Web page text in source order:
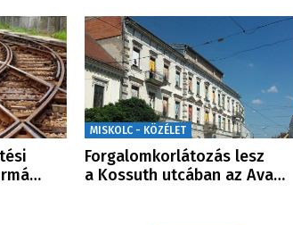
MISKOLC - KÖZÉLET
Forgalomkorlátozás lesz
a Kossuth utcában az Ava…